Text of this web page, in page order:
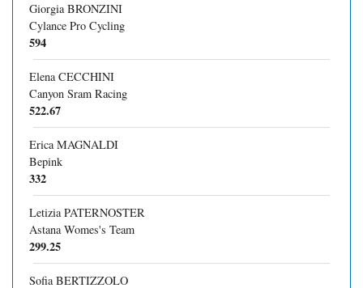
Giorgia BRONZINI
Cylance Pro Cycling
594
Elena CECCHINI
Canyon Sram Racing
522.67
Erica MAGNALDI
Bepink
332
Letizia PATERNOSTER
Astana Womes's Team
299.25
Sofia BERTIZZOLO